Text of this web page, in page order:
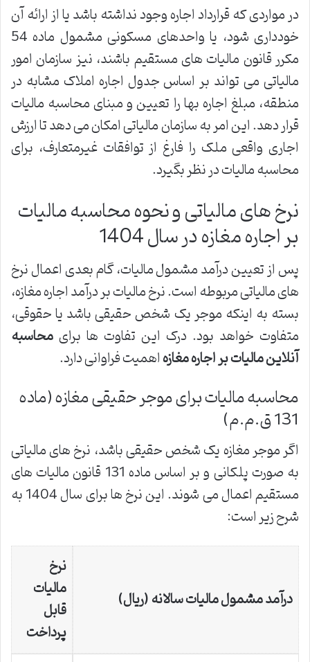
در مواردی که قرارداد اجاره وجود نداشته باشد یا از ارائه آن
خودداری شود، یا واحدهای مسکونی مشمول ماده 54
مکرر قانون مالیات های مستقیم باشند، نیز سازمان امور
مالیاتی می تواند بر اساس جدول اجاره املاک مشابه در
منطقه، مبلغ اجاره بها را تعیین و مبنای محاسبه مالیات
قرار دهد. این امر به سازمان مالیاتی امکان می دهد تا ارزش
اجاری واقعی ملک را فارغ از توافقات غیرمتعارف، برای
محاسبه مالیات در نظر بگیرد.
نرخ های مالیاتی و نحوه محاسبه مالیات
بر اجاره مغازه در سال 1404
پس از تعیین درآمد مشمول مالیات، گام بعدی اعمال نرخ
های مالیاتی مربوطه است. نرخ مالیات بر درآمد اجاره مغازه،
بسته به اینکه موجر یک شخص حقیقی باشد یا حقوقی،
متفاوت خواهد بود. درک این تفاوت ها برای محاسبه
آنلاین مالیات بر اجاره مغازهاهمیت فراوانی دارد.
محاسبه مالیات برای موجر حقیقی مغازه (ماده
131 ق.م.م)
اگر موجر مغازه یک شخص حقیقی باشد، نرخ های مالیاتی
به صورت پلکانی و بر اساس ماده 131 قانون مالیات های
مستقیم اعمال می شوند. این نرخ ها برای سال 1404 به
شرح زیر است:
درآمد مشمول مالیات سالانه (ریال)
نرخ
مالیات
قابل
پرداخت